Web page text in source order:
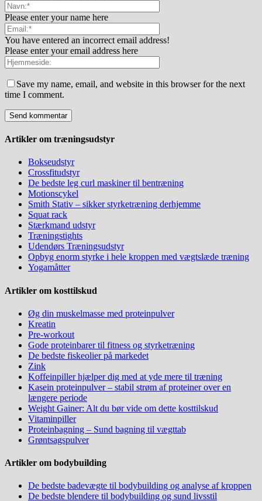
Please enter your name here
You have entered an incorrect email address!
Please enter your email address here
Save my name, email, and website in this browser for the next
time I comment.
Artikler om træningsudstyr
Bokseudstyr
Crossfitudstyr
De bedste leg curl maskiner til bentræning
Motionscykel
Smith Stativ – sikker styrketræning derhjemme
Squat rack
Stærkmand udstyr
Træningstights
Udendørs Træningsudstyr
Opbyg enorm styrke i hele kroppen med vægtslæde træning
Yogamåtter
Artikler om kosttilskud
Øg din muskelmasse med proteinpulver
Kreatin
Pre-workout
Gode proteinbarer til fitness og styrketræning
De bedste fiskeolier på markedet
Zink
Koffeinpiller hjælper dig med at yde mere til træning
Kasein proteinpulver – stabil strøm af proteiner over en
længere periode
Weight Gainer: Alt du bør vide om dette kosttilskud
Vitaminpiller
Proteinbagning – Sund bagning til vægttab
Grøntsagspulver
Artikler om bodybuilding
De bedste badevægte til bodybuilding og analyse af kroppen
De bedste blendere til bodybuilding og sund livsstil